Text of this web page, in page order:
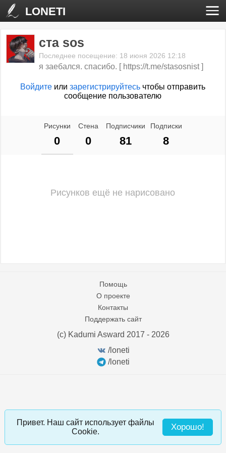
LONETI
ста sos
Последнее посещение: 18 июня 2026 12:18
я заебался. спасибо. [ https://t.me/stasosnist ]
Войдите илизарегистрируйтесь чтобы отправить
сообщение пользователю
Рисунки
0
Стена
0
Подписчики
81
Подписки
8
Рисунков ещё не нарисовано
/loneti
/loneti
(c) Kadumi Asward 2017 - 2026
Помощь
О проекте
Контакты
Поддержать сайт
Привет. Наш сайт использует файлы
Cookie.
Хорошо!